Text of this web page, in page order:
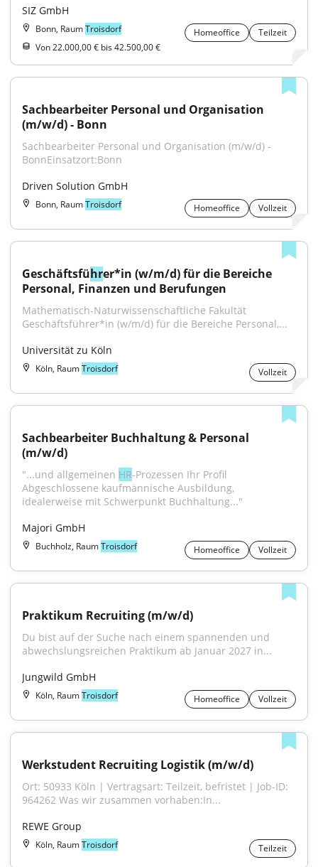
SIZ GmbH
Bonn, RaumTroisdorf Homeoffice
Teilzeit
Von 22.000,00 € bis 42.500,00 €
Sachbearbeiter Personal und Organisation
(m/w/d) - Bonn
Sachbearbeiter Personal und Organisation (m/w/d) -
BonnEinsatzort:Bonn
Driven Solution GmbH
Bonn, RaumTroisdorf Homeoffice Vollzeit
Geschäftsführer*in (w/m/d) für die Bereiche
Personal, Finanzen und Berufungen
Mathematisch-Naturwissen­schaftliche Fakultät
Geschäftsführer*in (w/m/d) für die Bereiche Personal,...
Universität zu Köln
Köln, RaumTroisdorf Vollzeit
Sachbearbeiter Buchhaltung & Personal
(m/w/d)
"...und allgemeinen HR-Prozessen Ihr Profil
Abgeschlossene kaufmännische Ausbildung,
idealerweise mit Schwerpunkt Buchhaltung..."
Majori GmbH
Buchholz, RaumTroisdorf Homeoffice Vollzeit
Praktikum Recruiting (m/w/d)
Du bist auf der Suche nach einem spannenden und
abwechslungsreichen Praktikum ab Januar 2027 in...
Jungwild GmbH
Köln, RaumTroisdorf Homeoffice Vollzeit
Werkstudent Recruiting Logistik (m/w/d)
Ort: 50933 Köln | Vertragsart: Teilzeit, befristet | Job-ID:
964262 Was wir zusammen vorhaben:In...
REWE Group
Köln, RaumTroisdorf Teilzeit